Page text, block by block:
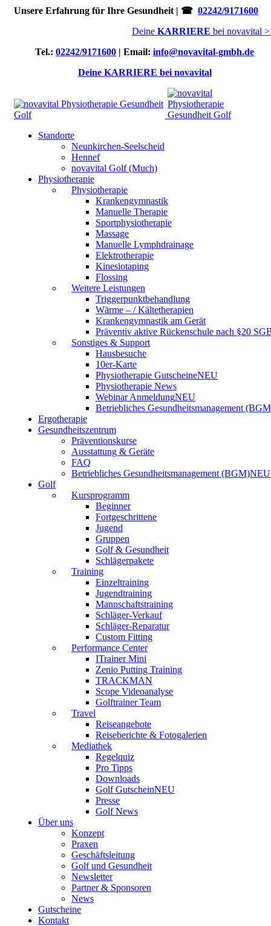
Unsere Erfahrung für Ihre Gesundheit | ☎ 02242/9171600
Deine KARRIERE bei novavital
Tel.: 02242/9171600 | Email: info@novavital-gmbh.de
Deine KARRIERE bei novavital
Standorte
Neunkirchen-Seelscheid
Hennef
novavital Golf (Much)
Physiotherapie
Physiotherapie
Krankengymnastik
Manuelle Therapie
Sportphysiotherapie
Massage
Manuelle Lymphdrainage
Elektrotherapie
Kinesiotaping
Flossing
Weitere Leistungen
Triggerpunktbehandlung
Wärme – / Kältetherapien
Krankengymnastik am Gerät
Präventiv aktive Rückenschule nach §20
Sonstiges & Support
Hausbesuche
10er-Karte
Physiotherapie GutscheineNEU
Physiotherapie News
Webinar AnmeldungNEU
Betriebliches Gesundheitsmanagement
Ergotherapie
Gesundheitszentrum
Präventionskurse
Ausstattung & Geräte
FAQ
Betriebliches Gesundheitsmanagement (BGM)NEU
Golf
Kursprogramm
Beginner
Fortgeschrittene
Jugend
Gruppen
Golf & Gesundheit
Schlägerpakete
Training
Einzeltraining
Jugendtraining
Mannschaftstraining
Schläger-Verkauf
Schläger-Reparatur
Custom Fitting
Performance Center
ITrainer Mini
Zenio Putting Training
TRACKMAN
Scope Videoanalyse
Golftrainer Team
Travel
Reiseangebote
Reiseberichte & Fotogalerien
Mediathek
Regelquiz
Pro Tipps
Downloads
Golf GutscheinNEU
Presse
Golf News
Über uns
Konzept
Praxen
Geschäftsleitung
Golf und Gesundheit
Newsletter
Partner & Sponsoren
News
Gutscheine
Kontakt